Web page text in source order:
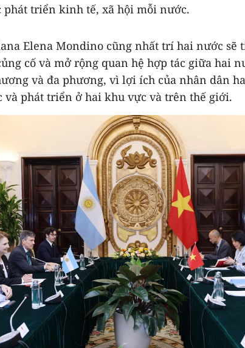
phát triển kinh tế, xã hội mỗi nước.
Elena Mondino cũng nhất trí hai nước sẽ
cố và mở rộng quan hệ hợp tác giữa hai
và đa phương, vì lợi ích của nhân dân
và phát triển ở hai khu vực và trên thế giới.